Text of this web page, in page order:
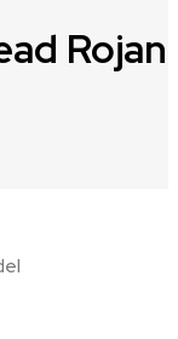
Rojan